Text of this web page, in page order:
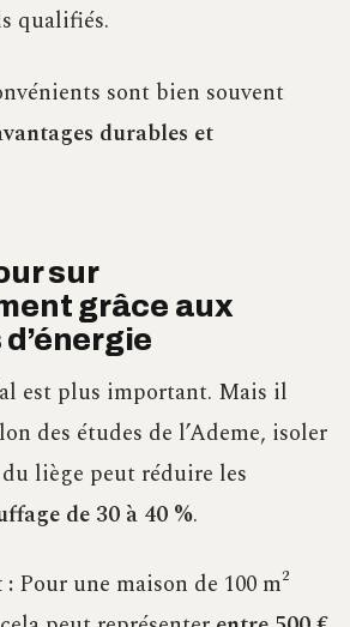
qualifiés.
sont bien souvent
durables et
sur
grâce aux
est plus important. Mais il
des études de l’Ademe, isoler
liège peut réduire les
de 30 à 40 %.
: Pour une maison de 100 m²